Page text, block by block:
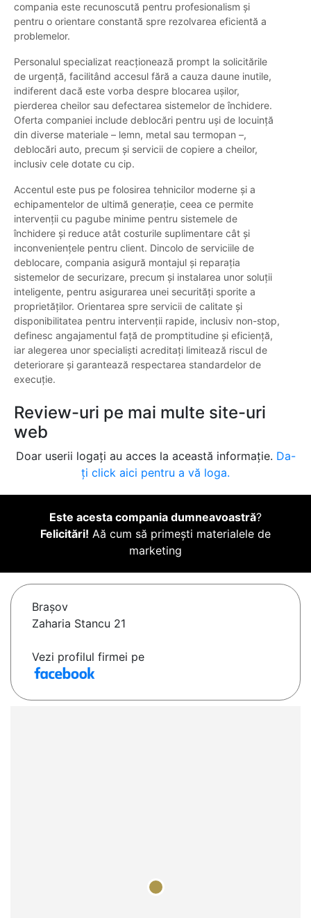
compania este recunoscută pentru profesionalism și
pentru o orientare constantă spre rezolvarea eficientă a
problemelor.
Personalul specializat reacționează prompt la solicitările
de urgență, facilitând accesul fără a cauza daune inutile,
indiferent dacă este vorba despre blocarea ușilor,
pierderea cheilor sau defectarea sistemelor de închidere.
Oferta companiei include deblocări pentru uși de locuință
din diverse materiale – lemn, metal sau termopan –,
deblocări auto, precum și servicii de copiere a cheilor,
inclusiv cele dotate cu cip.
Accentul este pus pe folosirea tehnicilor moderne și a
echipamentelor de ultimă generație, ceea ce permite
intervenții cu pagube minime pentru sistemele de
închidere și reduce atât costurile suplimentare cât și
inconveniențele pentru client. Dincolo de serviciile de
deblocare, compania asigură montajul și reparația
sistemelor de securizare, precum și instalarea unor soluții
inteligente, pentru asigurarea unei securități sporite a
proprietăților. Orientarea spre servicii de calitate și
disponibilitatea pentru intervenții rapide, inclusiv non-stop,
definesc angajamentul față de promptitudine și eficiență,
iar alegerea unor specialiști acreditați limitează riscul de
deteriorare și garantează respectarea standardelor de
execuție.
Review-uri pe mai multe site-uri
web
Doar userii logați au acces la această informație. Da-
ți click aici pentru a vă loga.
Este acesta compania dumneavoastră?
Felicitări! Aă cum să primești materialele de
marketing
Braşov
Zaharia Stancu 21
Vezi profilul firmei pe